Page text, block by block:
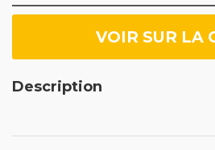
VOIR SUR LA
Description